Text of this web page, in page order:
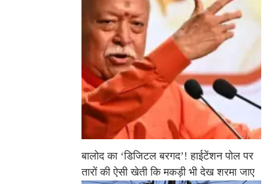
बालोद का ‘डिजिटल बरगद’! हाईटेंशन पोल पर
तारों की ऐसी खेती कि मकड़ी भी देख शरमा जाए